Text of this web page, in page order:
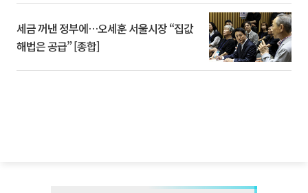
세금 꺼낸 정부에…오세훈 서울시장 “집값
해법은 공급” [종합]